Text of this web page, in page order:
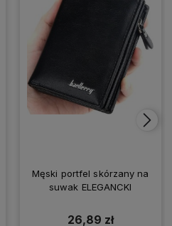
Męski portfel skórzany na
suwak ELEGANCKI
26,89 zł